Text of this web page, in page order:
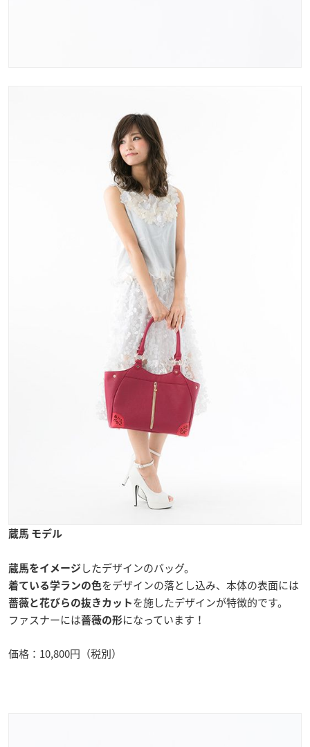
蔵馬 モデル
蔵馬をイメージ したデザインのバッグ。
着ている学ランの色をデザインの落とし込み、本体の表面には
薔薇と花びらの抜きカット を施したデザインが特徴的です。
ファスナーには薔薇の形になっています！
価格：10,800円（税別）